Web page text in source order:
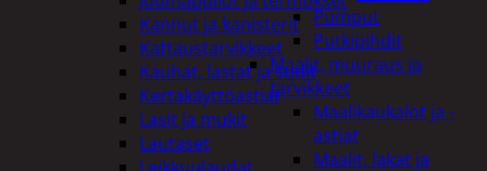
Pumput
Putkipihdit
Maalit, muuraus ja
tarvikkeet
Maalikaukalot ja -
astiat
Maalit, lakat ja
Kannut ja kanisterit
Kattaustarvikkeet
Kauhat, lastat ja sudit
Kertakäyttöastiat
Lasit ja mukit
Lautaset